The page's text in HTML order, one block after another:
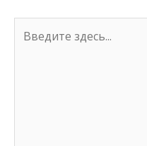
здесь...